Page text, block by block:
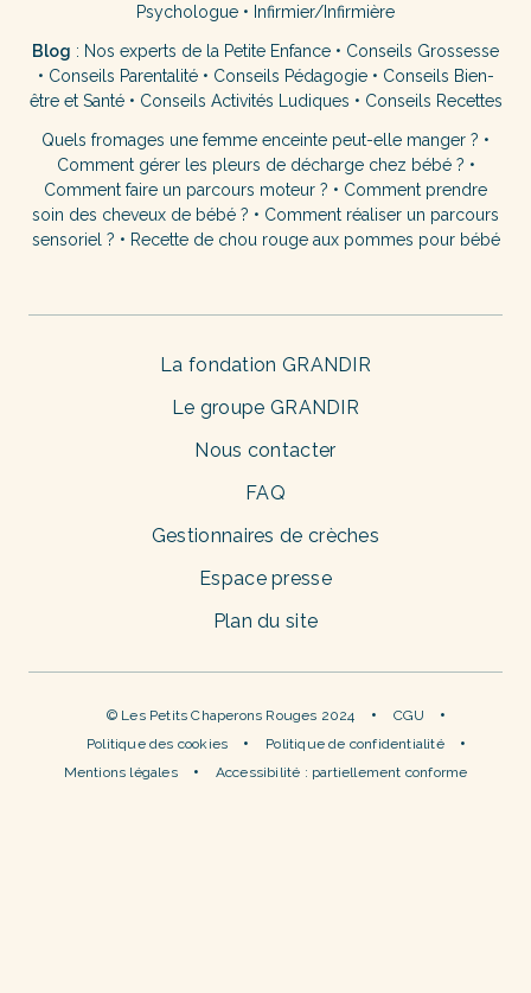
Psychologue • Infirmier/Infirmière
Blog : Nos experts de la Petite Enfance • Conseils Grossesse
• Conseils Parentalité• Conseils Pédagogie• Conseils Bien-
être et Santé• Conseils Activités Ludiques • Conseils Recettes
Quels fromages une femme enceinte peut-elle manger ? •
Comment gérer les pleurs de décharge chez bébé ? •
Comment faire un parcours moteur ? • Comment prendre
soin des cheveux de bébé ? • Comment réaliser un parcours
sensoriel ? • Recette de chou rouge aux pommes pour bébé
La fondation GRANDIR
Le groupe GRANDIR
Nous contacter
FAQ
Gestionnaires de crèches
Espace presse
Plan du site
© Les Petits Chaperons Rouges 2024
CGU
Politique des cookies
Politique de confidentialité
Mentions légales
Accessibilité : partiellement conforme